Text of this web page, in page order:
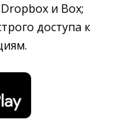
и Box;
доступа к